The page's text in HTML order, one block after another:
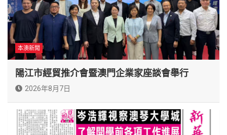
本澳新聞
陽江市經貿推介會暨澳門企業家座談會舉行
2026年8月7日